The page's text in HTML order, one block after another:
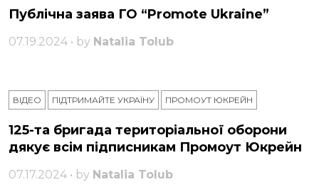
Публічна заява ГО “Promote Ukraine”
07.19.2024 • by Natalia Tolub
ВІДЕО ПІДТРИМАЙТЕ УКРАЇНУ ПРОМОУТ ЮКРЕЙН
125-та бригада територіальної оборони
дякує всім підписникам Промоут Юкрейн
07.17.2024 • by Natalia Tolub